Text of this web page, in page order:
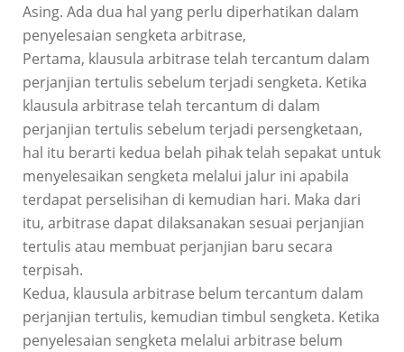
Asing. Ada dua hal yang perlu diperhatikan dalam
penyelesaian sengketa arbitrase,
Pertama, klausula arbitrase telah tercantum dalam
perjanjian tertulis sebelum terjadi sengketa. Ketika
klausula arbitrase telah tercantum di dalam
perjanjian tertulis sebelum terjadi persengketaan,
hal itu berarti kedua belah pihak telah sepakat untuk
menyelesaikan sengketa melalui jalur ini apabila
terdapat perselisihan di kemudian hari. Maka dari
itu, arbitrase dapat dilaksanakan sesuai perjanjian
tertulis atau membuat perjanjian baru secara
terpisah.
Kedua, klausula arbitrase belum tercantum dalam
perjanjian tertulis, kemudian timbul sengketa. Ketika
penyelesaian sengketa melalui arbitrase belum